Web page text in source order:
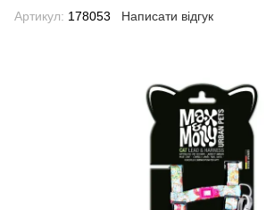
Артикул: 178053 Написати відгук